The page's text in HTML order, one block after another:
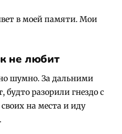
в моей памяти. Мои
не любит
шумно. За дальними
будто разорили гнездо с
на места и иду